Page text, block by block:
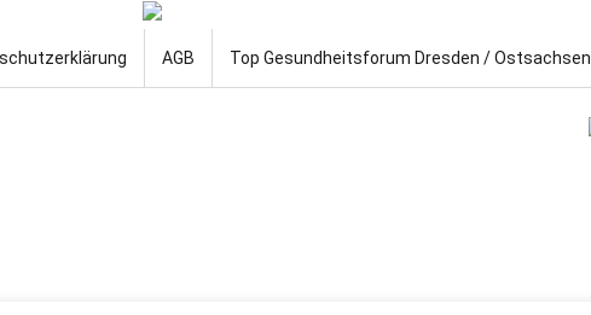
AGB Top Gesundheitsforum Dresden / Ostsachsen